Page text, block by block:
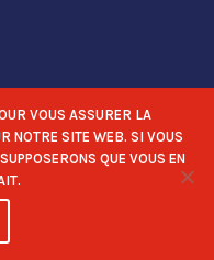
VOUS ASSURER LA
NOTRE SITE WEB. SI VOUS
QUE VOUS EN